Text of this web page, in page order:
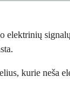
kurie neša